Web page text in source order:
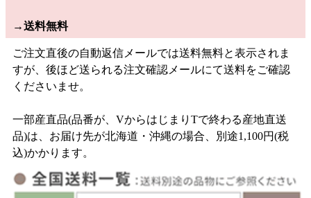
→送料無料
ご注文直後の自動返信メールでは送料無料と表示されま
すが、後ほど送られる注文確認メールにて送料をご確認
くださいませ。
一部産直品(品番が、VからはじまりTで終わる産地直送
品)は、お届け先が北海道・沖縄の場合、別途1,100円(税
込)かかります。